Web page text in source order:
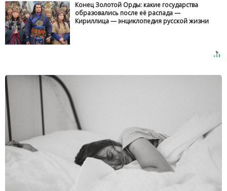
Конец Золотой Орды: какие государства
образовались после её распада —
Кириллица — энциклопедия русской жизни